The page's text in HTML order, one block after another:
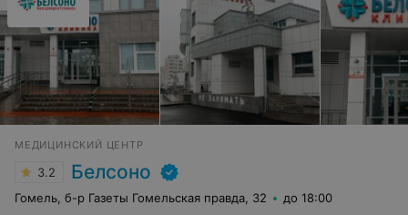
МЕДИЦИНСКИЙ ЦЕНТР
3.2 Белсоно
Гомель, б-р Газеты Гомельская правда, 32 до 18:00